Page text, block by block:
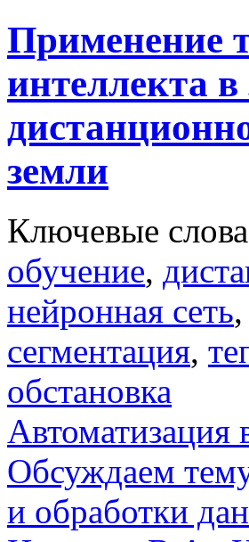
Применение
интеллекта
земли
Ключевые
обучение,
нейронная сеть,
сегментация,
обстановка
Обсуждаем
и обработки